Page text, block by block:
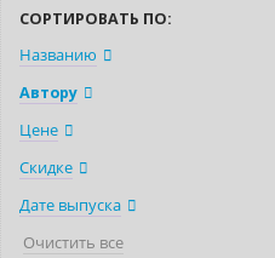
СОРТИРОВАТЬ ПО:
Названию
Автору
Цене
Скидке
Дате выпуска
Очистить все